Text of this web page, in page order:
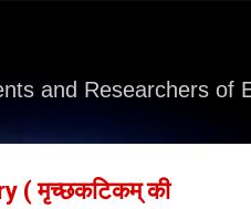
and Researchers of
( मृच्छकटिकम् की